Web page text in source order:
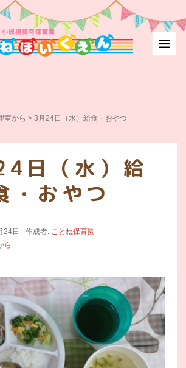
室から > 3月24日（水）給食・おやつ
日（水）給
・おやつ
24日 作成者: ことね保育園
ら